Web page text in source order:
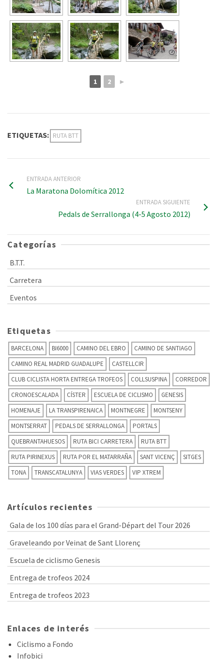
1 2 ►
ETIQUETAS: RUTA BTT
ENTRADA ANTERIOR
La Maratona Dolomítica 2012
ENTRADA SIGUIENTE
Pedals de Serrallonga (4-5 Agosto 2012)
Categorías
B.T.T.
Carretera
Eventos
Etiquetas
BARCELONA BI6000 CAMINO DEL EBRO
CAMINO DE SANTIAGO
CAMINO REAL MADRID GUADALUPE
CASTELLCIR
CLUB CICLISTA HORTA ENTREGA TROFEOS
COLLSUSPINA
CORREDOR
CRONOESCALADA
CÍSTER ESCUELA DE CICLISMO
GENESIS
HOMENAJE
LA TRANSPIRENAICA MONTNEGRE
MONTSENY
MONTSERRAT
PEDALS DE SERRALLONGA
PORTALS
QUEBRANTAHUESOS
RUTA BICI CARRETERA
RUTA BTT
RUTA PIRINEXUS
RUTA POR EL MATARRAÑA SANT VICENÇ
SITGES
TONA
TRANSCATALUNYA VIAS VERDES VIP XTREM
Artículos recientes
Gala de los 100 días para el Grand-Départ del Tour 2026
Graveleando por Veinat de Sant Llorenç
Escuela de ciclismo Genesis
Entrega de trofeos 2024
Entrega de trofeos 2023
Enlaces de interés
Ciclismo a Fondo
Infobici